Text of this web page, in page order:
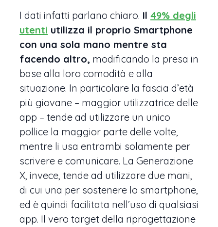
I dati infatti parlano chiaro. Il 49% degli
utenti utilizza il proprio Smartphone
con una sola mano mentre sta
facendo altro, modificando la presa in
base alla loro comodità e alla
situazione. In particolare la fascia d’età
più giovane – maggior utilizzatrice delle
app – tende ad utilizzare un unico
pollice la maggior parte delle volte,
mentre li usa entrambi solamente per
scrivere e comunicare. La Generazione
X, invece, tende ad utilizzare due mani,
di cui una per sostenere lo smartphone,
ed è quindi facilitata nell’uso di qualsiasi
app. Il vero target della riprogettazione